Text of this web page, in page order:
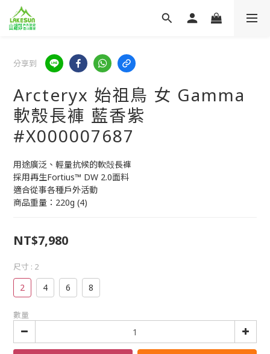
分享到
Arcteryx 始祖鳥 女 Gamma
軟殼長褲 藍香紫
#X000007687
用途廣泛、輕量抗候的軟殻長褲
採用再生Fortius™ DW 2.0面料
適合從事各種戶外活動
商品重量：220g (4)
NT$7,980
尺寸 : 2
2 4 6 8
數量